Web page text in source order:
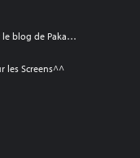
le blog de Paka…
les Screens^^